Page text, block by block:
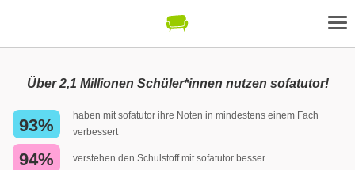
Über 2,1 Millionen Schüler*innen nutzen sofatutor!
93%
haben mit sofatutor ihre Noten in mindestens einem Fach
verbessert
94% verstehen den Schulstoff mit sofatutor besser